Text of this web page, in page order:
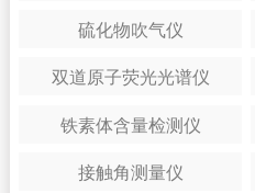
硫化物吹气仪
双道原子荧光光谱仪
铁素体含量检测仪
接触角测量仪